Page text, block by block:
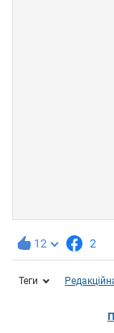
12 2
Теги